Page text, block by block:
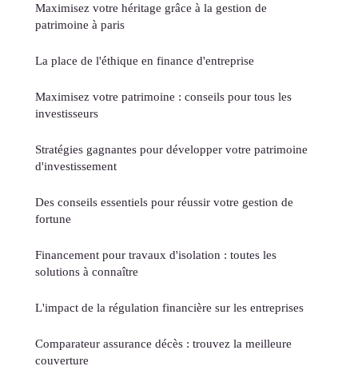
Maximisez votre héritage grâce à la gestion de
patrimoine à paris
La place de l'éthique en finance d'entreprise
Maximisez votre patrimoine : conseils pour tous les
investisseurs
Stratégies gagnantes pour développer votre patrimoine
d'investissement
Des conseils essentiels pour réussir votre gestion de
fortune
Financement pour travaux d'isolation : toutes les
solutions à connaître
L'impact de la régulation financière sur les entreprises
Comparateur assurance décès : trouvez la meilleure
couverture